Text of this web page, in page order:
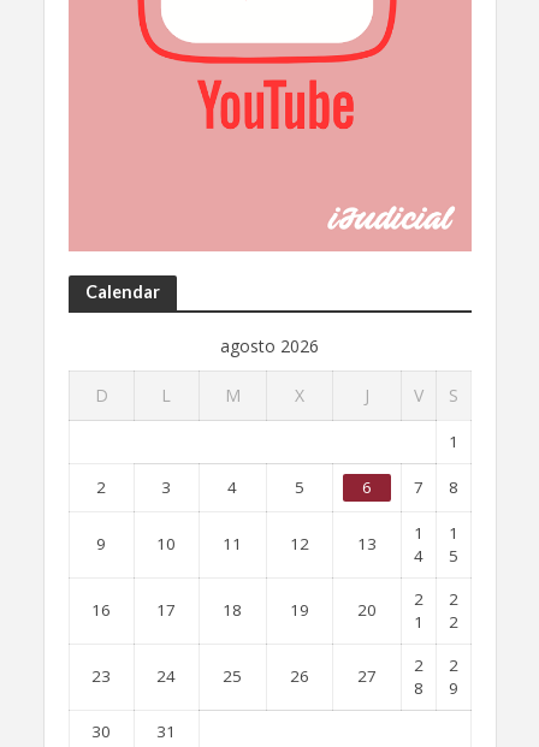
Calendar
agosto 2026
D L M X J V S
1
2 3 4 5 6 7 8
9 10 11 12 13
1
4
1
5
16 17 18 19 20
2
1
2
2
23 24 25 26 27
2
8
2
9
30
31